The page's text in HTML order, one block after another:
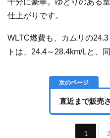
仕上がりです。
WLTC燃費も、カムリの
トは、24.4～28.4km/Lと、
直近まで販売
1 2